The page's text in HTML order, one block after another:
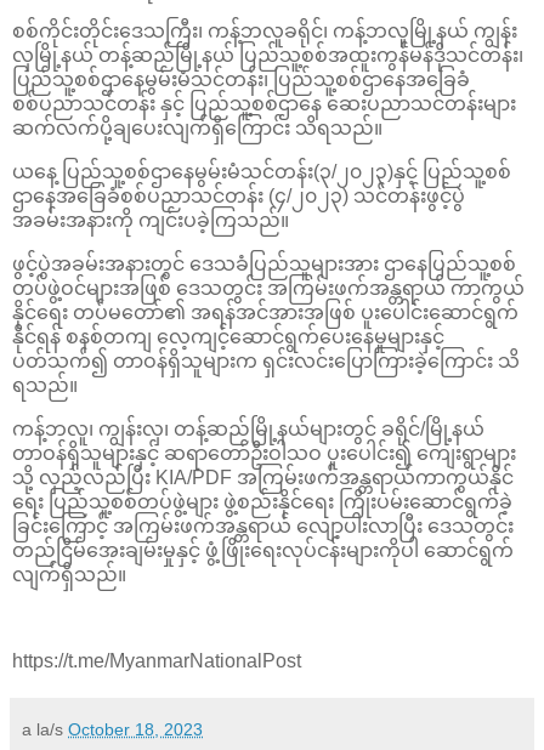
စစ်ကိုင်းတိုင်းဒေသကြီး၊ ကန့်ဘလူခရိုင်၊ ကန့်ဘလူမြို့နယ် ကျွန်း
လှမြို့နယ် တန့်ဆည်မြို့နယ် ပြည်သူ့စစ်အထူးကွန်မန်ဒိုသင်တန်း၊
ပြည်သူ့စစ်ဌာနေမွမ်းမံသင်တန်း၊ ပြည်သူ့စစ်ဌာနေအခြေခံ
စစ်ပညာသင်တန်း နှင့် ပြည်သူ့စစ်ဌာနေ ဆေးပညာသင်တန်းများ
ဆက်လက်ပို့ချပေးလျက်ရှိကြောင်း သိရသည်။
ယနေ့ ပြည်သူ့စစ်ဌာနေမွမ်းမံသင်တန်း(၃/၂၀၂၃)နှင့် ပြည်သူ့စစ်
ဌာနေအခြေခံစစ်ပညာသင်တန်း (၄/၂၀၂၃) သင်တန်းဖွင့်ပွဲ
အခမ်းအနားကို ကျင်းပခဲ့ကြသည်။
ဖွင့်ပွဲအခမ်းအနားတွင် ဒေသခံပြည်သူများအား ဌာနေပြည်သူ့စစ်
တပ်ဖွဲ့ဝင်များအဖြစ် ဒေသတွင်း အကြမ်းဖက်အန္တရာယ် ကာကွယ်
နိုင်ရေး တပ်မတော်၏ အရန်အင်အားအဖြစ် ပူးပေါင်းဆောင်ရွက်
နိုင်ရန် စနစ်တကျ လေ့ကျင့်ဆောင်ရွက်ပေးနေမှုများနှင့်
ပတ်သက်၍ တာဝန်ရှိသူများက ရှင်းလင်းပြောကြားခဲ့ကြောင်း သိ
ရသည်။
ကန့်ဘလူ၊ ကျွန်းလှ၊ တန့်ဆည်မြို့နယ်များတွင် ခရိုင်/မြို့နယ်
တာဝန်ရှိသူများနှင့် ဆရာတော်ဦးဝါသဝ ပူးပေါင်း၍ ကျေးရွာများ
သို့ လှည့်လည်ပြီး KIA/PDF အကြမ်းဖက်အန္တရာယ်ကာကွယ်နိုင်
ရေး ပြည်သူ့စစ်တပ်ဖွဲ့များ ဖွဲ့စည်းနိုင်ရေး ကြိုးပမ်းဆောင်ရွက်ခဲ့
ခြင်းကြောင့် အကြမ်းဖက်အန္တရာယ် လျော့ပါးလာပြီး ဒေသတွင်း
တည်ငြိမ်အေးချမ်းမှုနှင့် ဖွံ့ဖြိုးရေးလုပ်ငန်းများကိုပါ ဆောင်ရွက်
လျက်ရှိသည်။
https://t.me/MyanmarNationalPost
a la/s October 18, 2023